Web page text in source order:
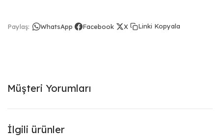
Paylaş: WhatsApp Facebook X Linki Kopyala
Müşteri Yorumları
İlgili ürünler